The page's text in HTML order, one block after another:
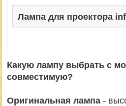
Лампа для проектора
Какую лампу выбрать с
совместимую?
Оригинальная лампа -